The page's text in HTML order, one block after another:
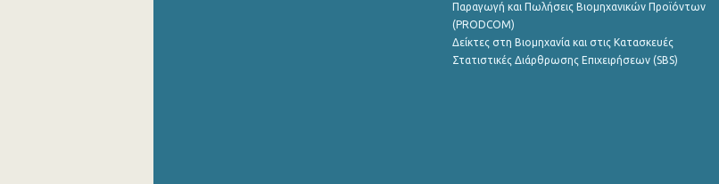
Παραγωγή και Πωλήσεις Βιομηχανικών Προϊόντων
(PRODCOM)
Δείκτες στη Βιομηχανία και στις Κατασκευές
Στατιστικές Διάρθρωσης Επιχειρήσεων (SBS)